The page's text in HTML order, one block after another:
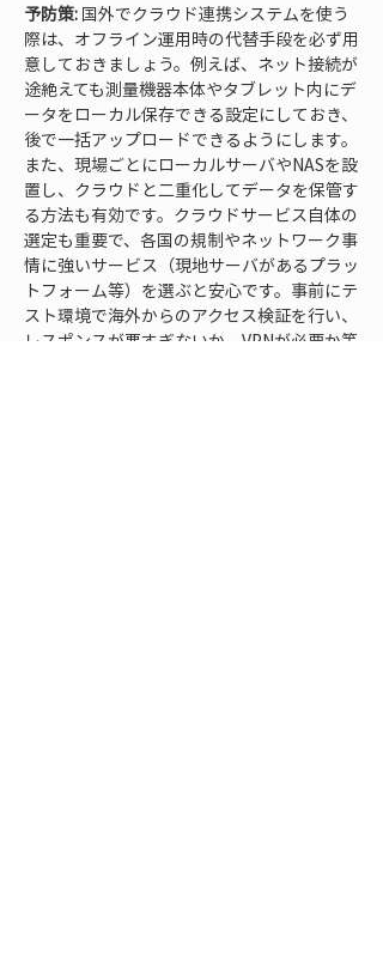
予防策: 国外でクラウド連携システムを使う
際は、オフライン運用時の代替手段を必ず用
意しておきましょう。例えば、ネット接続が
途絶えても測量機器本体やタブレット内にデ
ータをローカル保存できる設定にしておき、
後で一括アップロードできるようにします。
また、現場ごとにローカルサーバやNASを設
置し、クラウドと二重化してデータを保管す
る方法も有効です。クラウドサービス自体の
選定も重要で、各国の規制やネットワーク事
情に強いサービス（現地サーバがあるプラッ
トフォーム等）を選ぶと安心です。事前にテ
スト環境で海外からのアクセス検証を行い、
レスポンスが悪すぎないか、VPNが必要か等